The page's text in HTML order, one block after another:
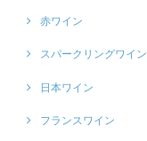
赤ワイン
スパークリングワイン
日本ワイン
フランスワイン